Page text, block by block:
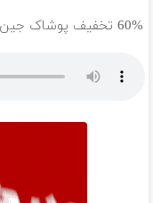
60% تخفیف پوشاک جین وست + خرید در 4 قسط